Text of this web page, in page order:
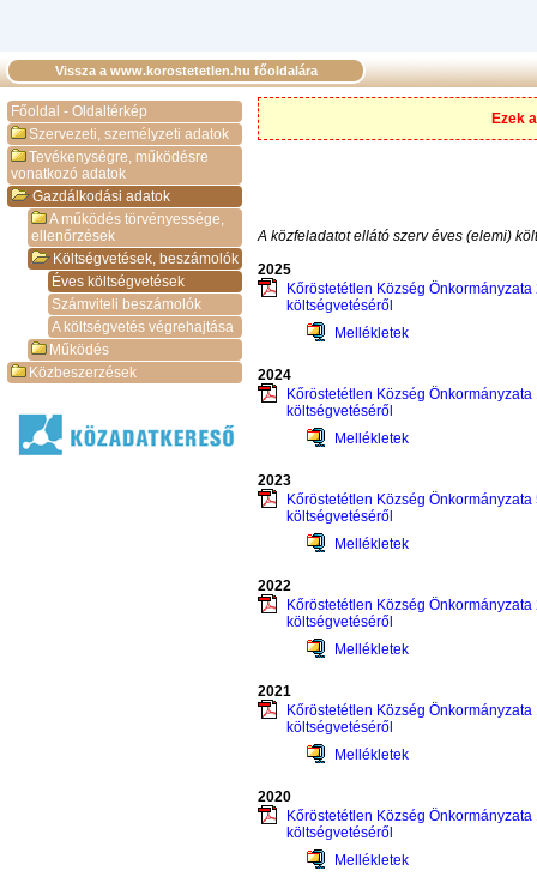
Vissza a www.korostetetlen.hu főoldalára
Főoldal - Oldaltérkép
Szervezeti, személyzeti adatok
Tevékenységre, működésre
vonatkozó adatok
Gazdálkodási adatok
A működés törvényessége,
ellenőrzések
Költségvetések, beszámolók
Éves költségvetések
Számviteli beszámolók
A költségvetés végrehajtása
Működés
Közbeszerzések
Ezek
A közfeladatot ellátó szerv éves (elemi)
2025
Kőröstetétlen Község
költségvetéséről
Mellékletek
2024
Kőröstetétlen Község
költségvetéséről
Mellékletek
2023
Kőröstetétlen Község
költségvetéséről
Mellékletek
2022
Kőröstetétlen Község
költségvetéséről
Mellékletek
2021
Kőröstetétlen Község
költségvetéséről
Mellékletek
2020
Kőröstetétlen Község
költségvetéséről
Mellékletek